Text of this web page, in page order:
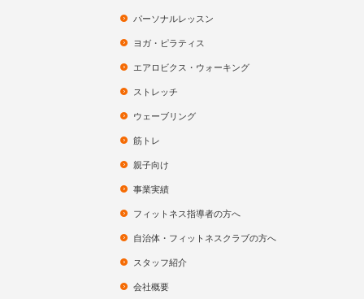
パーソナルレッスン
ヨガ・ピラティス
エアロビクス・ウォーキング
ストレッチ
ウェーブリング
筋トレ
親子向け
事業実績
フィットネス指導者の方へ
自治体・フィットネスクラブの方へ
スタッフ紹介
会社概要